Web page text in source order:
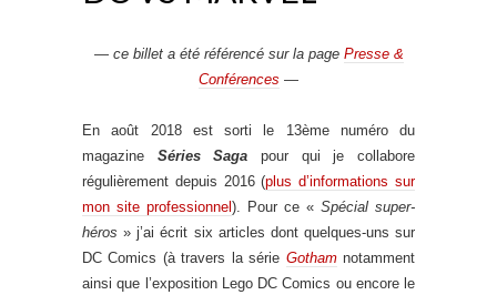
— ce billet a été référencé sur la page Presse &
Conférences —
En août 2018 est sorti le 13ème numéro du
magazine Séries Saga
pour qui je collabore
régulièrement depuis 2016 (plus d’informations sur
mon site professionnel ). Pour ce « Spécial super-
héros » j’ai écrit six articles dont quelques-uns sur
DC Comics (à travers la série Gothamnotamment
ainsi que l’exposition Lego DC Comics ou encore le